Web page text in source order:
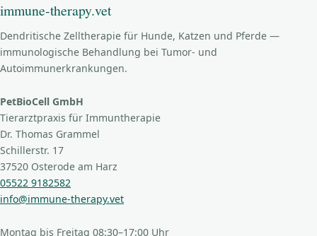
immune-therapy.vet
Dendritische Zelltherapie für Hunde, Katzen und Pferde —
immunologische Behandlung bei Tumor- und
Autoimmunerkrankungen.
PetBioCell GmbH
Tierarztpraxis für Immuntherapie
Dr. Thomas Grammel
Schillerstr. 17
37520 Osterode am Harz
05522 9182582
info@immune-therapy.vet
Montag bis Freitag 08:30–17:00 Uhr